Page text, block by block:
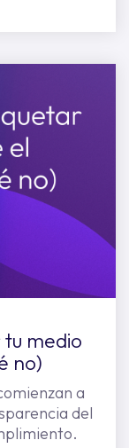
medio
no)
a
del